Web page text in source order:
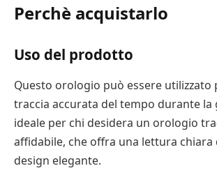
Perchè acquistarlo
Uso del prodotto
Questo orologio può essere utilizzato
traccia accurata del tempo durante la
ideale per chi desidera un orologio
affidabile, che offra una lettura chiara
design elegante.